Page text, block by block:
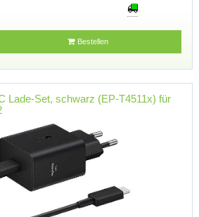
Bestellen
Lade-Set, schwarz (EP-T4511x) für